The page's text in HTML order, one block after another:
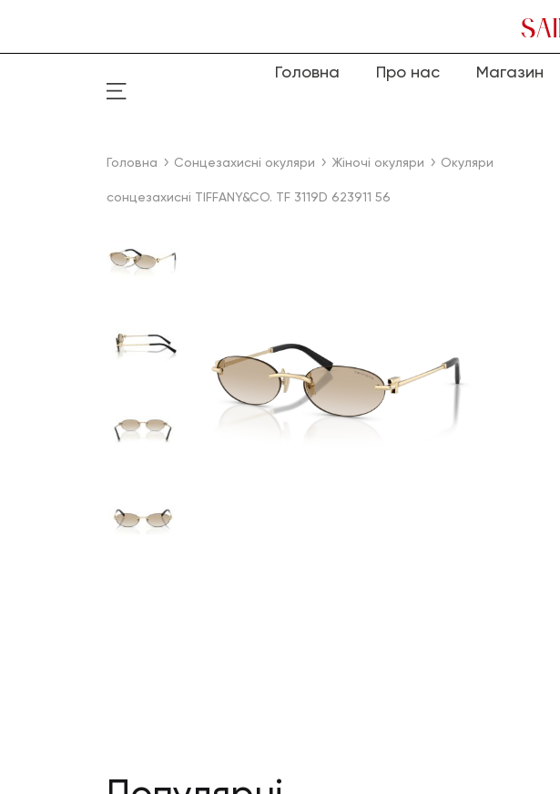
Головна Про нас Магазин
Головна Сонцезахисні окуляри Жіночі окуляри Окуляри
сонцезахисні TIFFANY&CO. TF 3119D 623911 56